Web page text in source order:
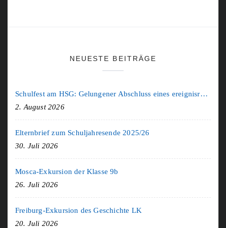
NEUESTE BEITRÄGE
Schulfest am HSG: Gelungener Abschluss eines ereignisreichen Schuljahres
2. August 2026
Elternbrief zum Schuljahresende 2025/26
30. Juli 2026
Mosca-Exkursion der Klasse 9b
26. Juli 2026
Freiburg-Exkursion des Geschichte LK
20. Juli 2026